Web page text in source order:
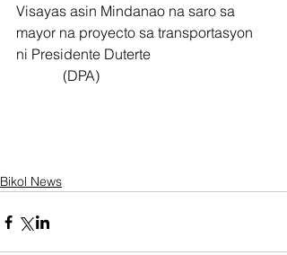
Visayas asin Mindanao na saro sa
mayor na proyecto sa transportasyon
ni Presidente Duterte
             (DPA)
Bikol News